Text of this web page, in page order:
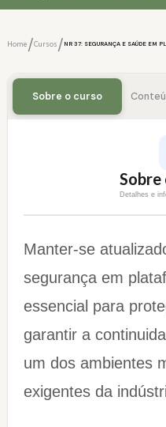
Home/Cursos/ NR 37: SEGURANÇA E SAÚDE EM
Sobre o curso
Sobre
Detalhes e
Manter-se
segurança em
essencial para
garantir a
um dos ambientes
exigentes da